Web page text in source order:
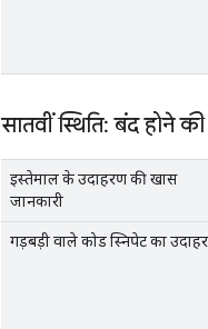
सातवीं स्थिति: बंद होने
इस्तेमाल के उदाहरण की खास
जानकारी
गड़बड़ी वाले कोड स्निपेट का